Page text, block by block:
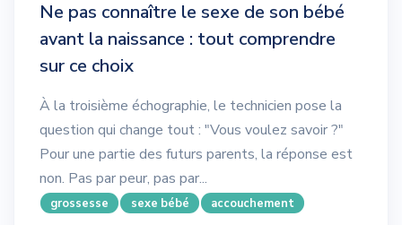
Ne pas connaître le sexe de son bébé
avant la naissance : tout comprendre
sur ce choix
À la troisième échographie, le technicien pose la
question qui change tout : "Vous voulez savoir ?"
Pour une partie des futurs parents, la réponse est
non. Pas par peur, pas par...
grossesse sexe bébé accouchement